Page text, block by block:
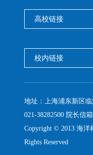
高校链接
校内链接
地址： 上海浦东新区
021-38282500 院长信
Copyright © 2013 海
Rights Reserved